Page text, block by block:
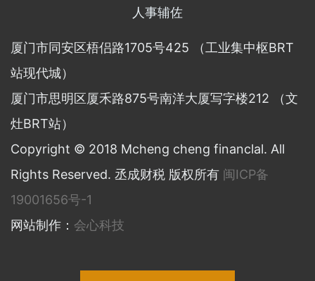
人事辅佐
厦门市同安区梧侣路1705号425 （工业集中枢BRT
站现代城）
厦门市思明区厦禾路875号南洋大厦写字楼212 （文
灶BRT站）
Copyright © 2018 Mcheng cheng financlal. All
Rights Reserved. 丞成财税 版权所有 闽ICP备
19001656号-1
网站制作： 会心科技